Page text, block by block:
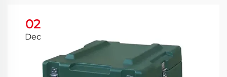
02
Dec